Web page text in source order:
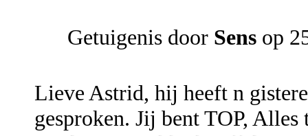
Getuigenis door Sens op
Lieve Astrid, hij heeft n
gesproken. Jij bent TOP,